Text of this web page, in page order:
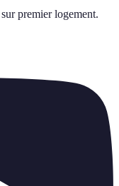
premier logement.